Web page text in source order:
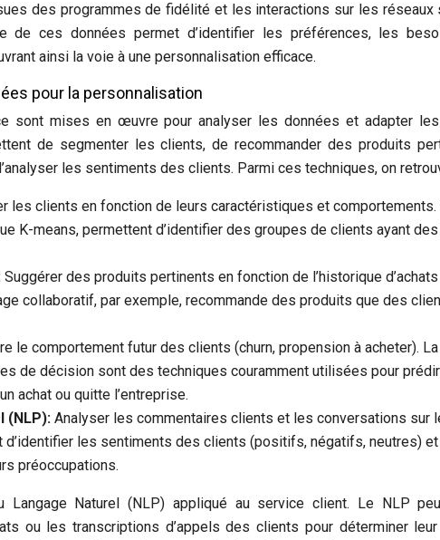
des programmes de fidélité et les interactions sur les réseaux
de ces données permet d’identifier les préférences, les
ainsi la voie à une personnalisation efficace.
pour la personnalisation
sont mises en œuvre pour analyser les données et adapter les
de segmenter les clients, de recommander des produits
les sentiments des clients. Parmi ces techniques, on
les clients en fonction de leurs caractéristiques et comportements.
K-means, permettent d’identifier des groupes de clients ayant
Suggérer des produits pertinents en fonction de l’historique
collaboratif, par exemple, recommande des produits que des
le comportement futur des clients (churn, propension à acheter). La
de décision sont des techniques couramment utilisées pour
achat ou quitte l’entreprise.
(NLP): Analyser les commentaires clients et les conversations sur
d’identifier les sentiments des clients (positifs, négatifs, neutres)
préoccupations.
Langage Naturel (NLP) appliqué au service client. Le NLP
ou les transcriptions d’appels des clients pour déterminer